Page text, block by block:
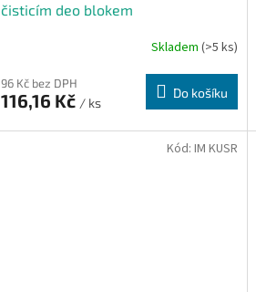
čisticím deo blokem
Skladem (>5 ks)
96 Kč bez DPH
116,16 Kč / ks
Do košíku
Kód: IM KUSR